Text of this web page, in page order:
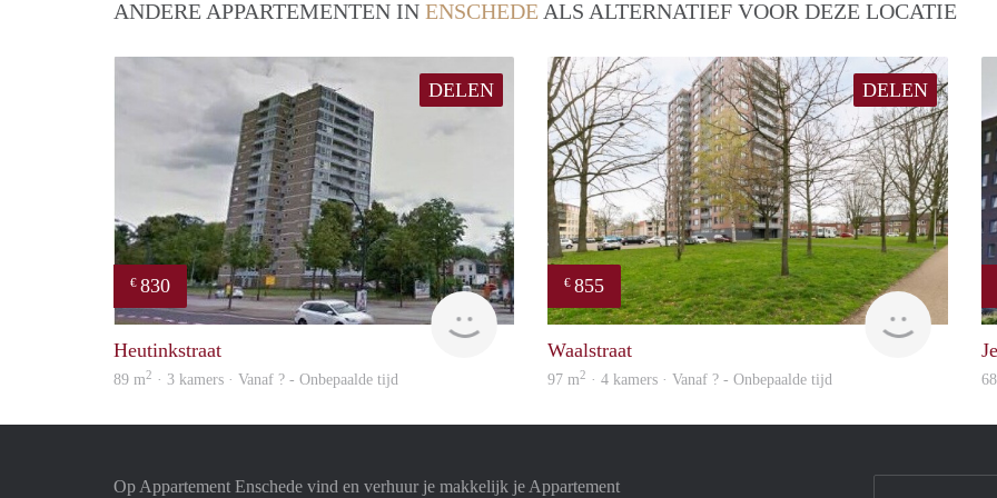
ANDERE APPARTEMENTEN IN ENSCHEDE ALS ALTERNATIEF VOOR DEZE LOCATIE
DELEN
€ 830
finder
Heutinkstraat
89 m2 · 3 kamers · Vanaf ? - Onbepaalde tijd
DELEN
€ 855
Waalstraat
97 m2 · 4 kamers · Vanaf ? - Onbepaalde tijd
Op Appartement Enschede vind en verhuur je makkelijk je Appartement